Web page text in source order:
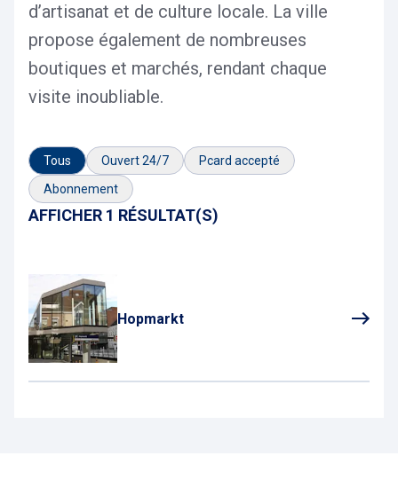
d’artisanat et de culture locale. La ville
propose également de nombreuses
boutiques et marchés, rendant chaque
visite inoubliable.
Tous Ouvert 24/7
Pcard accepté
Abonnement
AFFICHER 1 RÉSULTAT(S)
Hopmarkt